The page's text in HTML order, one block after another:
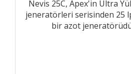
Nevis 25C, Apex'in Ultra
jeneratörleri serisinden 25
bir azot